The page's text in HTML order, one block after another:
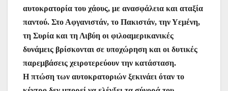
αυτοκρατορία του χάους, με ανασφάλεια και αταξία
παντού. Στο Αφγανιστάν, το Πακιστάν, την Υεμένη,
τη Συρία και τη Λιβύη οι φιλοαμερικανικές
δυνάμεις βρίσκονται σε υποχώρηση και οι δυτικές
παρεμβάσεις χειροτερεύουν την κατάσταση.
Η πτώση των αυτοκρατοριών ξεκινάει όταν το